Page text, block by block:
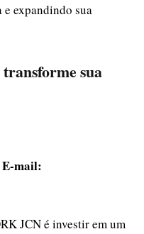
expandindo sua
transforme sua
E-mail:
JCN é investir em um